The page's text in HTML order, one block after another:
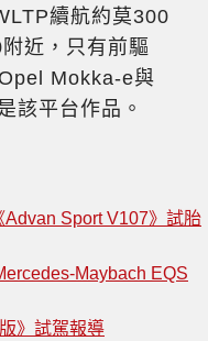
續航約莫300
近，只有前驅
Mokka-e與
該平台作品。
Sport V107》試胎
Maybach EQS
》試駕報導